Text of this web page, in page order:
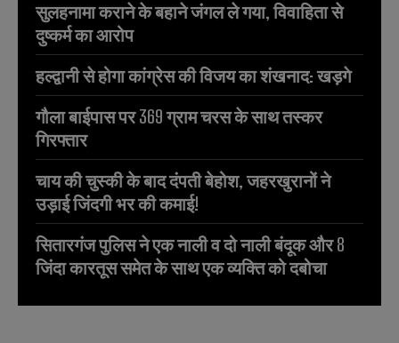
सुलहनामा कराने के बहाने जंगल ले गया, विवाहिता से
दुष्कर्म का आरोप
हल्द्वानी से होगा कांग्रेस की विजय का शंखनाद: खड़गे
गौला बाईपास पर 369 ग्राम चरस के साथ तस्कर
गिरफ्तार
चाय की चुस्की के बाद दंपती बेहोश, जहरखुरानों ने
उड़ाई जिंदगी भर की कमाई!
सितारगंज पुलिस ने एक नाली व दो नाली बंदूक और 8
जिंदा कारतूस समेत के साथ एक व्यक्ति को दबोचा